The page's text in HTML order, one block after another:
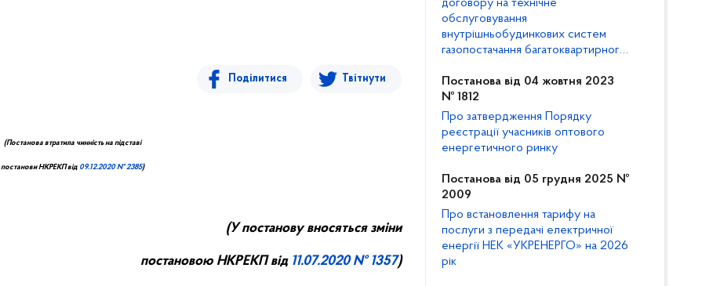
Поділитися Твітнути
(Постанова втратила чинність на підставі
постанови НКРЕКПвід 09.12.2020№ 2385)
(У постанову вносяться зміни
постановою НКРЕКП від 11.07.2020№ 1357)
договору на технічне
обслуговування
внутрішньобудинкових систем
газопостачання багатоквартирного
Кодексу газорозподільних систем
Постанова від 04 жовтня 2023
№ 1812
Про затвердження Порядку
реєстрації учасників оптового
енергетичного ринку
Постанова від 05 грудня 2025 №
2009
Про встановлення тарифу на
послуги з передачі електричної
енергії НЕК «УКРЕНЕРГО» на 2026
рік